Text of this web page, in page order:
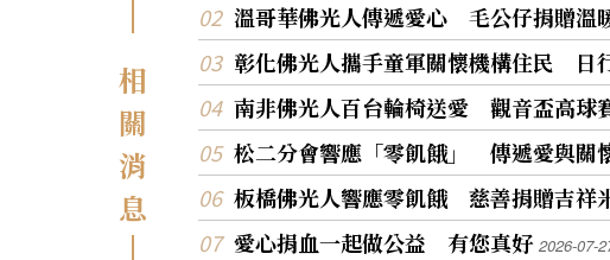
相
關
消
息
溫哥華佛光人傳遞愛心 毛公仔捐贈溫
彰化佛光人攜手童軍關懷機構住民 日
南非佛光人百台輪椅送愛 觀音盃高球
松二分會響應「零飢餓」 傳遞愛與關
板橋佛光人響應零飢餓 慈善捐贈吉祥
愛心捐血一起做公益 有您真好 2026-07-